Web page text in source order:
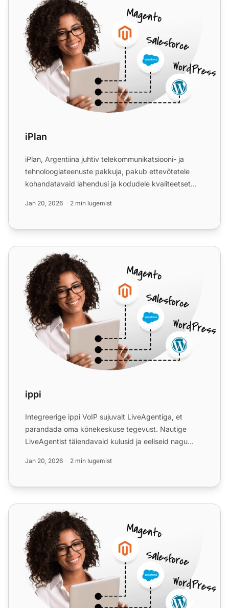
iPlan
iPlan, Argentiina juhtiv telekommunikatsiooni- ja
tehnoloogiateenuste pakkuja, pakub ettevõtetele
kohandatavaid lahendusi ja kodudele kvaliteetset
Jan 20, 2026 2 min lugemist
ippi
ippi
Integreerige ippi VoIP sujuvalt LiveAgentiga, et
parandada oma kõnekeskuse tegevust. Nautige
LiveAgentist täiendavaid kulusid ja eeliseid nagu
Jan 20, 2026 2 min lugemist
Sipgate